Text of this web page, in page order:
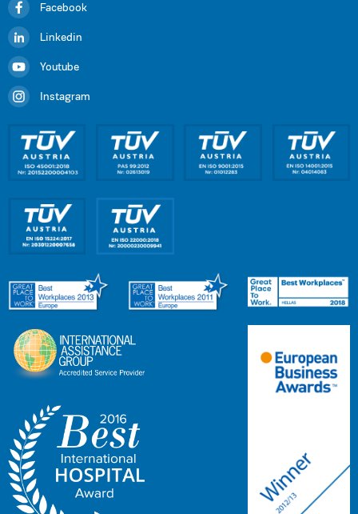
Facebook
Linkedin
Youtube
Instagram